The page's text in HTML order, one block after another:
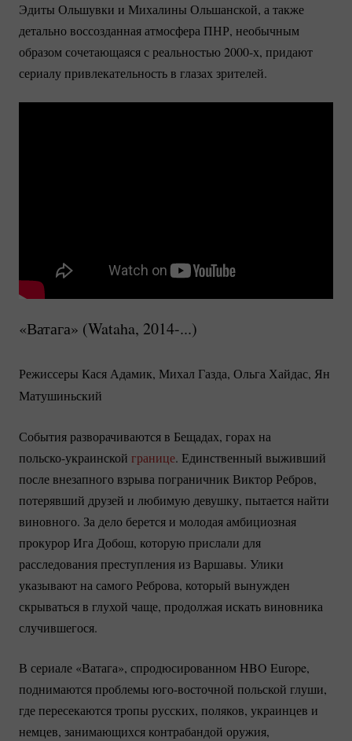
Эдиты Ольшувки и Михалины Ольшанской, а также
детально воссозданная атмосфера ПНР, необычным
образом сочетающаяся с реальностью 2000-х, придают
сериалу привлекательность в глазах зрителей.
«Ватага» (Wataha, 2014-...)
Режиссеры Кася Адамик, Михал Газда, Ольга Хайдас, Ян
Матушиньский
События разворачиваются в Бещадах, горах на
польско-украинской границе. Единственный выживший
после внезапного взрыва пограничник Виктор Ребров,
потерявший друзей и любимую девушку, пытается найти
виновного. За дело берется и молодая амбициозная
прокурор Ига Добош, которую прислали для
расследования преступления из Варшавы. Улики
указывают на самого Реброва, который вынужден
скрываться в глухой чаще, продолжая искать виновника
случившегося.
В сериале «Ватага», спродюсированном HBO Europe,
поднимаются проблемы юго-восточной польской глуши,
где пересекаются тропы русских, поляков, украинцев и
немцев, занимающихся контрабандой оружия,